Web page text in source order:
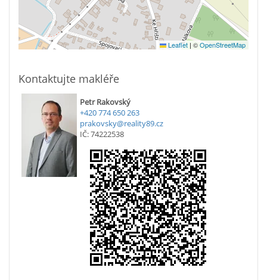
Leaflet | ©OpenStreetMap
Kontaktujte makléře
Petr Rakovský
+420 774 650 263
prakovsky@reality89.cz
IČ: 74222538